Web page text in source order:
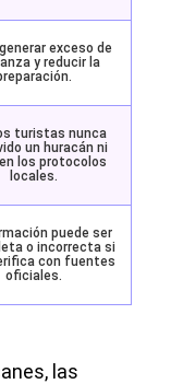
exceso de
y reducir la
turistas nunca
un huracán ni
los protocolos
locales.
puede ser
o incorrecta si
con fuentes
oficiales.
las